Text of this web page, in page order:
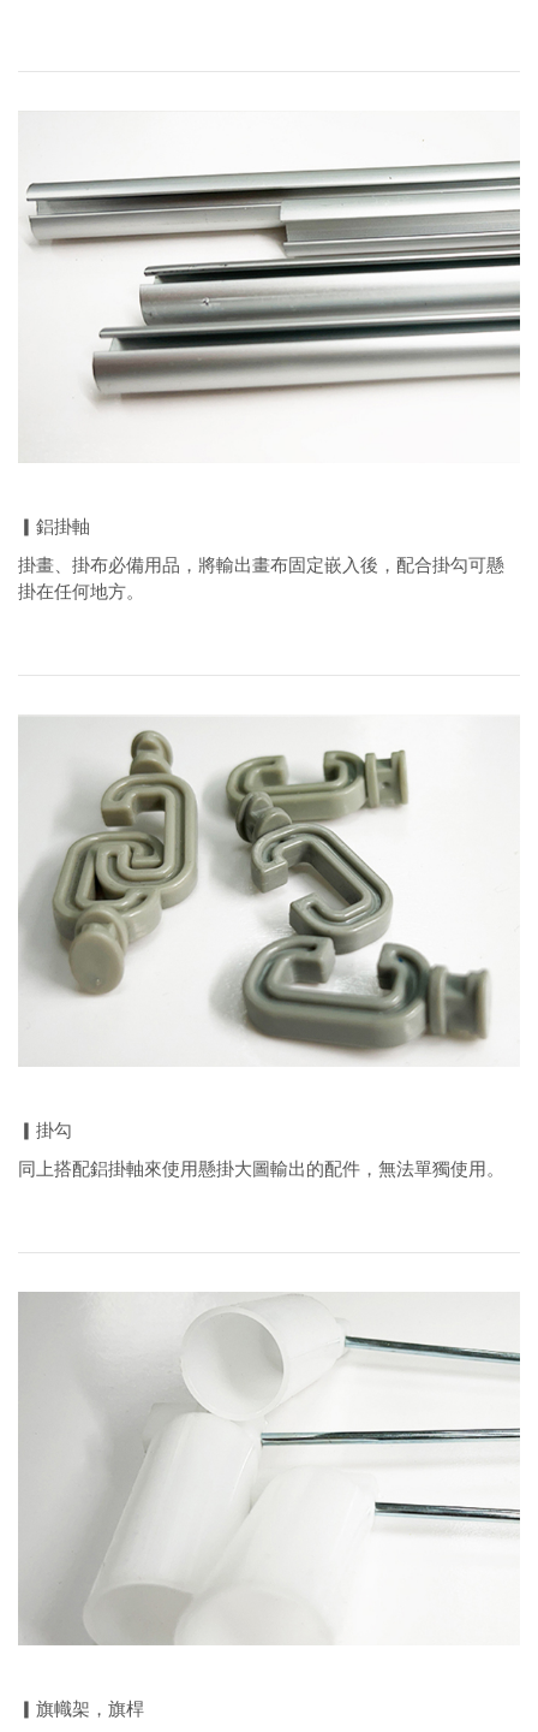
▎鋁掛軸
掛畫、掛布必備用品，將輸出畫布固定嵌入後，配合掛勾可懸
掛在任何地方。
▎掛勾
同上搭配鋁掛軸來使用懸掛大圖輸出的配件，無法單獨使用。
▎旗幟架，旗桿